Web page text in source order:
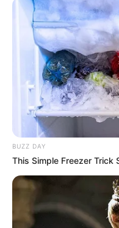
27.10.2021, 11:30
Γ και Δ φάση
οι προσλήψεις
26.10.2021, 23:56
ΕΦΚΑ εισφορές
πληρωθούν του
25.10.2021, 11:45
Γ φάση
αιτήσεις
24.10.2021, 21:04
Αίτηση για
Ποια τα
BUZZ DAY
This Simple Freezer Trick